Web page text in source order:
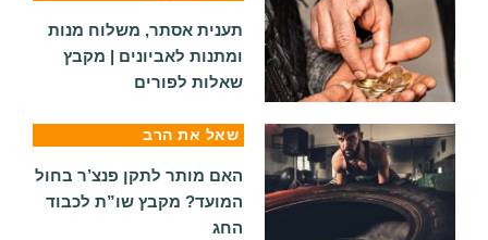
תענית אסתר, משלוח מנות
ומתנות לאביונים | מקבץ
שאלות לפורים
שאל את הרב
האם מותר לתקן פנצ’ר בחול
המועד? מקבץ שו”ת לכבוד
החג